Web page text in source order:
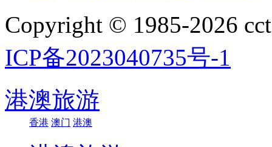
Copyright © 1985-2026
ICP备2023040735号-1
港澳旅游
香港 澳门 港澳